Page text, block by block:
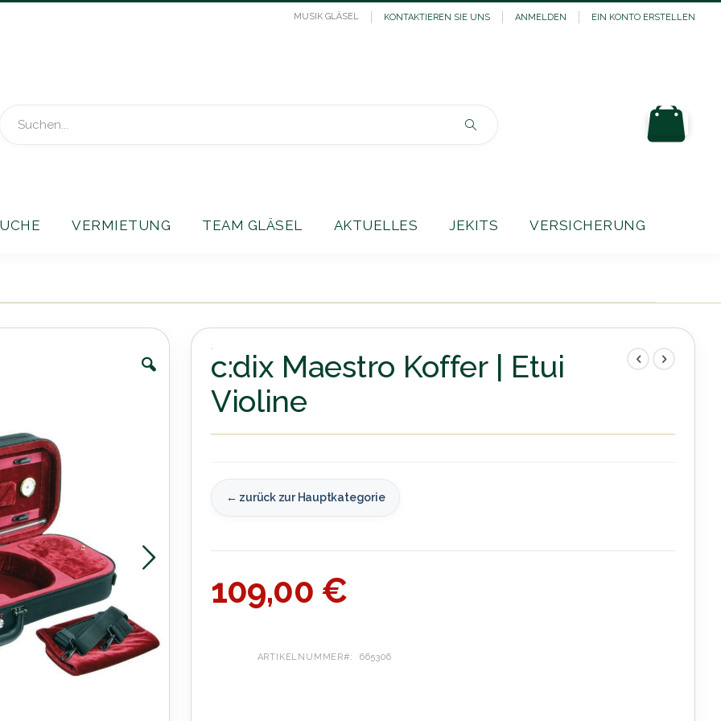
MUSIK GLÄSEL KONTAKTIEREN SIE UNS ANMELDEN EIN KONTO ERSTELLEN
VERMIETUNG TEAM GLÄSEL AKTUELLES JEKITS VERSICHERUNG
c:dix Maestro Koffer | Etui
Violine
← zurück zur Hauptkategorie
109,00 €
ARTIKELNUMMER 665306